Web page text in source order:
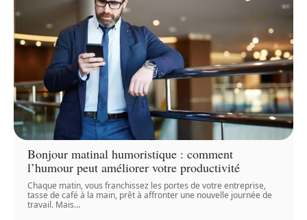
Bonjour matinal humoristique : comment
l’humour peut améliorer votre productivité
Chaque matin, vous franchissez les portes de votre entreprise,
tasse de café à la main, prêt à affronter une nouvelle journée de
travail. Mais…